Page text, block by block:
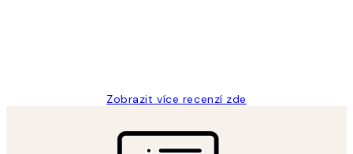
Zobrazit více recenzí zde